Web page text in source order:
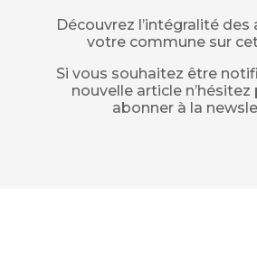
Découvrez l’intégralité
votre commune sur
Si vous souhaitez être
nouvelle article n’hésitez
abonner à la